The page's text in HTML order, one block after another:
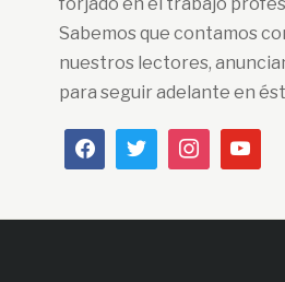
Sabemos que contamos
nuestros lectores,
para seguir adelante en